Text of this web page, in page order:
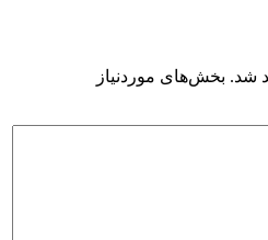
شد. بخش‌های موردنیاز